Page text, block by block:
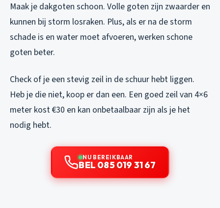
Maak je dakgoten schoon. Volle goten zijn zwaarder en
kunnen bij storm losraken. Plus, als er na de storm
schade is en water moet afvoeren, werken schone
goten beter.
Check of je een stevig zeil in de schuur hebt liggen.
Heb je die niet, koop er dan een. Een goed zeil van 4×6
meter kost €30 en kan onbetaalbaar zijn als je het
nodig hebt.
NU BEREIKBAAR
BEL 085 019 31 67